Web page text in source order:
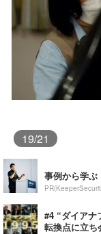
19/21
事例から学ぶ
#4 “ダイア
転換点に立ち